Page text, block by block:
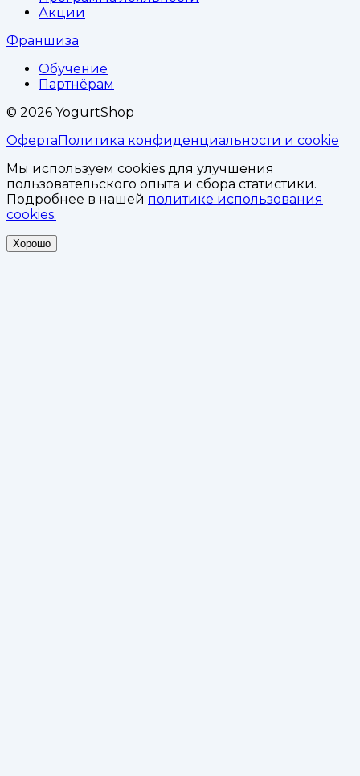
Акции
Франшиза
Обучение
Партнёрам
© 2026 YogurtShop
ОфертаПолитика конфиденциальности и cookie
Мы используем cookies для улучшения
пользовательского опыта и сбора статистики.
Подробнее в нашей политике использования
cookies.
Хорошо